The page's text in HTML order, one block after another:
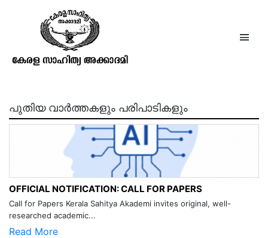
അസൂയാവിലാസം
(ഓട്ടന്‍തുള്ളല്‍)
പുതിയ വാർത്തകളും പരിപാടികളും
OFFICIAL NOTIFICATION: CALL FOR PAPERS
Call for Papers Kerala Sahitya Akademi invites original, well-
researched academic...
Read More